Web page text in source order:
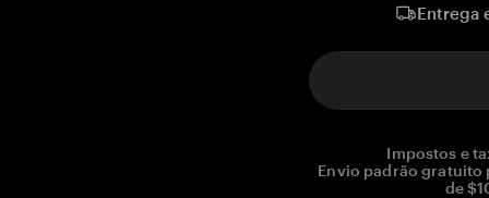
Entrega
Impostos e
Envio padrão gratuito
de